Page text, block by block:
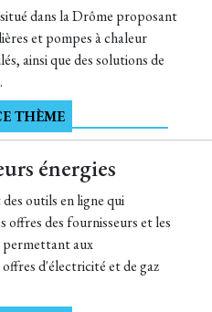
dans la Drôme proposant
et pompes à chaleur
ainsi que des solutions de
THÈME
énergies
outils en ligne qui
des fournisseurs et les
permettant aux
d'électricité et de gaz